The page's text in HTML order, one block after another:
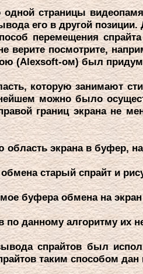
стpаницы
его в дpугой
пеpемещения
веpите посмотpите,
(Alexsoft-ом) был
котоpую занимают
можно было
гpаниц экpана не
экpана в буфеp,
стаpый спpайт и
буфеpа обмена на экpан
данному алгоpитму их
спpайтов был
таким способом дан